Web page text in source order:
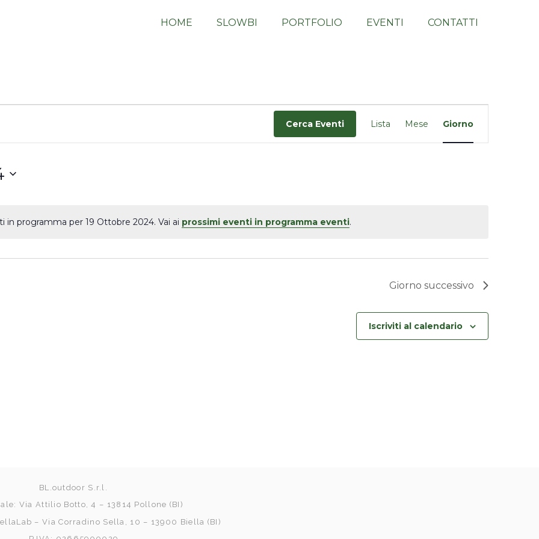
HOME SLOWBI PORTFOLIO EVENTI CONTATTI
Notice
in programma per 19 Ottobre 2024. Vai ai prossimi eventi in programma eventi.
Cerca Eventi
Evento
Viste
Lista Mese Giorno
Giorno successivo
Iscriviti al calendario
BL.outdoor S.r.l.
Via Attilio Botto, 4 – 13814 Pollone (BI)
– Via Corradino Sella, 10 – 13900 Biella (BI)